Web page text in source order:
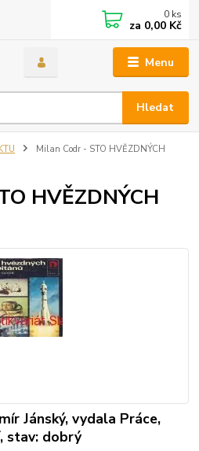
Menu
Hledat
0 ks
za 0,00 Kč
Milan Codr - STO HVĚZDNÝCH
HVĚZDNÝCH
Jánský, vydala Práce,
stav: dobrý